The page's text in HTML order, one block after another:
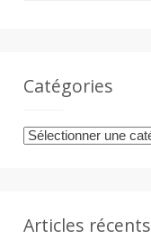
Catégories
Catégories
Articles récents